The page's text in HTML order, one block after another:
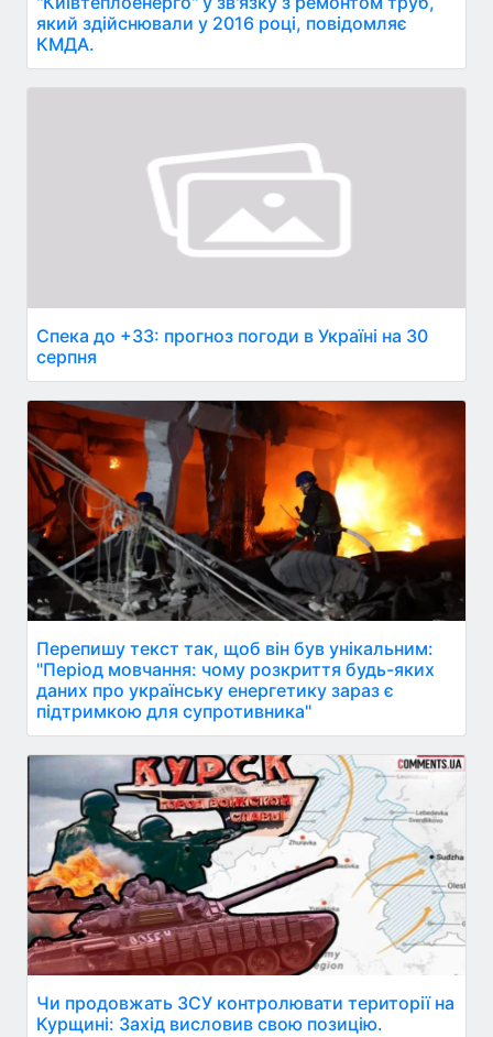
який здійснювали у 2016 році, повідомляє
КМДА.
Спека до +33: прогноз погоди в Україні на 30
серпня
Перепишу текст так, щоб він був унікальним:
"Період мовчання: чому розкриття будь-яких
даних про українську енергетику зараз є
підтримкою для супротивника"
Чи продовжать ЗСУ контролювати території на
Курщині: Захід висловив свою позицію.